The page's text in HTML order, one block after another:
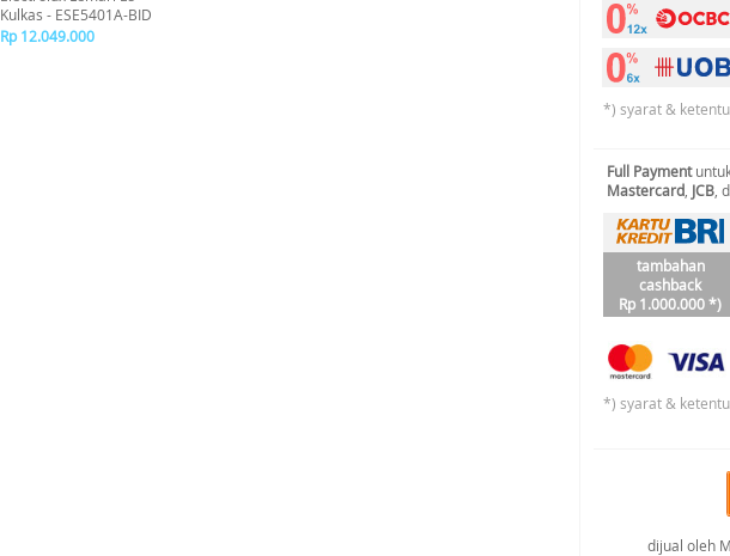
Kulkas - ESE5401A-BID
Rp 12.049.000
*) syarat &
Full Payment
Mastercard JCB ,
tambahan
cashback
Rp 1.000.000 *)
*) syarat &
dijual oleh